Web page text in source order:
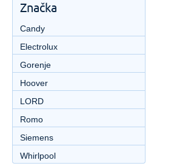
Značka
Candy
Electrolux
Gorenje
Hoover
LORD
Romo
Siemens
Whirlpool